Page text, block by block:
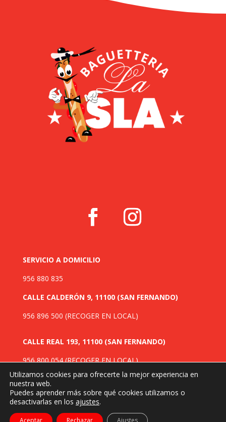
SERVICIO A DOMICILIO
956 880 835
CALLE CALDERÓN 9, 11100 (SAN FERNANDO)
956 896 500 (RECOGER EN LOCAL)
CALLE REAL 193, 11100 (SAN FERNANDO)
956 800 054(RECOGER EN LOCAL)
©Baguetteria La Isla 2024. Diseñado por
Informática.
Utilizamos cookies para ofrecerte la mejor experiencia en
nuestra web.
Puedes aprender más sobre qué cookies utilizamos o
desactivarlas en los ajustes.
Aceptar Rechazar Ajustes